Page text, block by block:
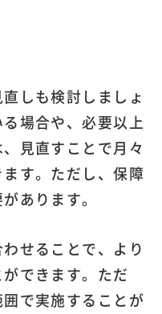
しも検討しましょ
場合や、必要以上
見直すことで月々
す。ただし、保障
あります。
せることで、より
できます。ただ
で実施することが